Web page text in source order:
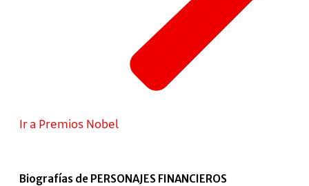
Ir a Premios Nobel
Biografías de PERSONAJES FINANCIEROS